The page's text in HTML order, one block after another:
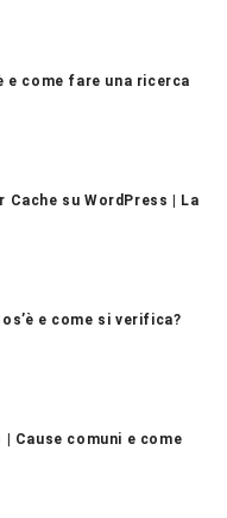
e come fare una ricerca
Cache su WordPress | La
e come si verifica?
Cause comuni e come